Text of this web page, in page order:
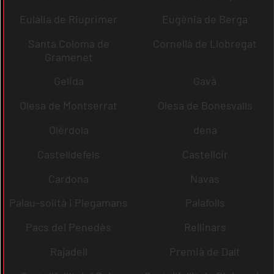
Eulàlia de Riuprimer
Eugènia de Berga
Santa Coloma de
Gramenet
Cornellà de Llobregat
Gelida
Gavà
Olesa de Montserrat
Olesa de Bonesvalls
Olèrdola
dena
Castelldefels
Castellcir
Cardona
Navas
Palau-solità i Plegamans
Palafolls
Pacs del Penedès
Rellinars
Rajadell
Premià de Dalt